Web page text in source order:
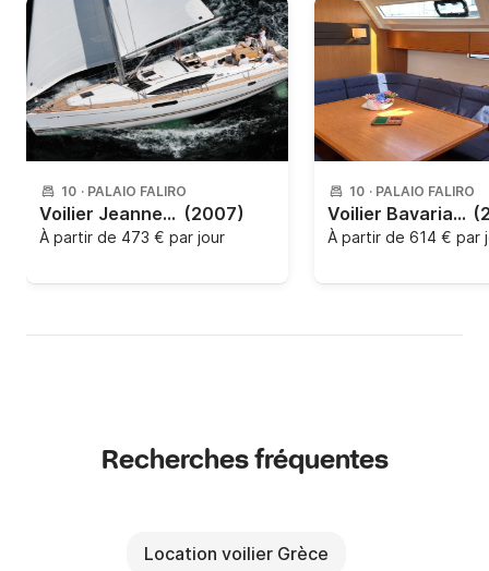
10 · PALAIO FALIRO
Voilier Jeanneau Sun Odyssey 45 13.6m (2007)
À partir de 473 € par jour
10 · PALAIO FALIRO
Voilier Bavaria Bavaria Cruiser 46 13.6m
À partir de 614 € par
Recherches fréquentes
Location voilier Grèce